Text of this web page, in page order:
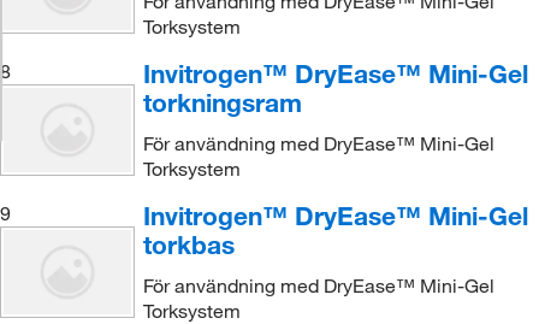
Torksystem
8
Invitrogen™ DryEase™ Mini-Gel
torkningsram
För användning med DryEase™ Mini-Gel
Torksystem
9
Invitrogen™ DryEase™ Mini-Gel
torkbas
För användning med DryEase™ Mini-Gel
Torksystem